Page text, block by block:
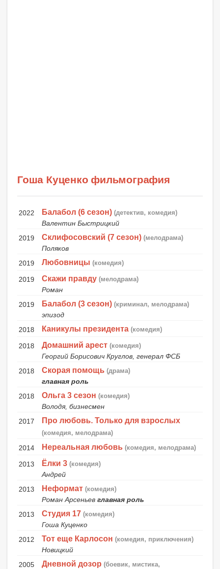
Гоша Куценко фильмография
2022 Балабол (6 сезон) (детектив, комедия)
Валентин Быстрицкий
2019
Склифосовский (7 сезон) (мелодрама)
Поляков
2019
Любовницы (комедия)
2019 Скажи правду (мелодрама)
Роман
2019
Балабол (3 сезон) (криминал, мелодрама)
эпизод
2018
Каникулы президента (комедия)
2018 Домашний арест (комедия)
Георгий Борисович Круглов, генерал ФСБ
2018
Скорая помощь (драма)
главная роль
2018
Ольга 3 сезон (комедия)
Володя, бизнесмен
2017
Про любовь. Только для взрослых
(комедия, мелодрама)
2014 Нереальная любовь (комедия, мелодрама)
2013 Ёлки 3 (комедия)
Андрей
2013
Неформат (комедия)
Роман Арсеньев главная роль
2013
Студия 17 (комедия)
Гоша Куценко
2012
Тот еще Карлосон (комедия, приключения)
Новицкий
2005
Дневной дозор (боевик, мистика,